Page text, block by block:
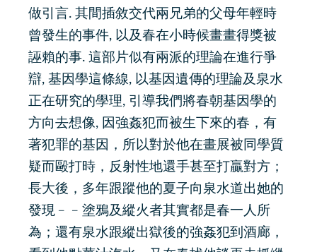
做引言. 其間插敘交代兩兄弟的父母年輕時
曾發生的事件, 以及春在小時候畫畫得獎被
誣賴的事. 這部片似有兩派的理論在進行爭
辯, 基因學這條線, 以基因遺傳的理論及泉水
正在研究的學理, 引導我們將春朝基因學的
方向去想像, 因強姦犯而被生下來的春，有
著犯罪的基因，所以對於他在畫展被同學質
疑而毆打時，反射性地還手甚至打贏對方；
長大後，多年跟蹤他的夏子向泉水道出她的
發現﹣﹣塗鴉及縱火者其實都是春一人所
為；還有泉水跟縱出獄後的強姦犯到酒廊，